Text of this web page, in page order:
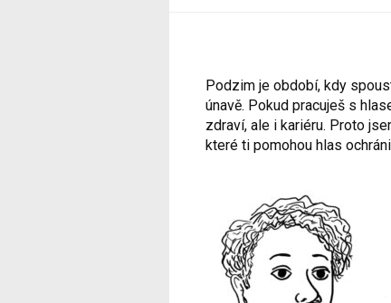
Podzim je období, kdy
únavě. Pokud pracuješ s
zdraví, ale i kariéru. Proto
které ti pomohou hlas